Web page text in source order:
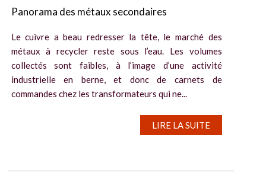
Panorama des métaux secondaires
Le cuivre a beau redresser la tête, le marché des
métaux à recycler reste sous l’eau. Les volumes
collectés sont faibles, à l’image d’une activité
industrielle en berne, et donc de carnets de
commandes chez les transformateurs qui ne...
LIRE LA SUITE